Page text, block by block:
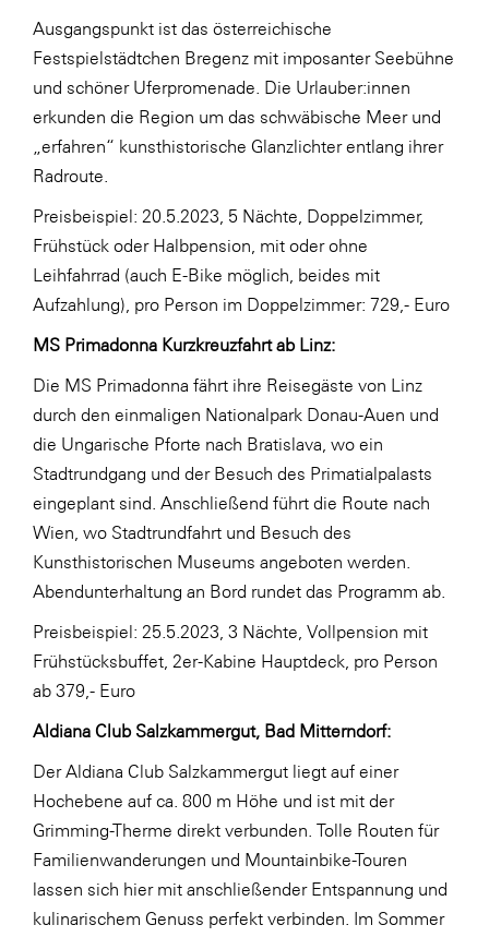
Ausgangspunkt ist das österreichische
Festspielstädtchen Bregenz mit imposanter Seebühne
und schöner Uferpromenade. Die Urlauber:innen
erkunden die Region um das schwäbische Meer und
„erfahren“ kunsthistorische Glanzlichter entlang ihrer
Radroute.
Preisbeispiel: 20.5.2023, 5 Nächte, Doppelzimmer,
Frühstück oder Halbpension, mit oder ohne
Leihfahrrad (auch E-Bike möglich, beides mit
Aufzahlung), pro Person im Doppelzimmer: 729,- Euro
MS Primadonna Kurzkreuzfahrt ab Linz:
Die MS Primadonna fährt ihre Reisegäste von Linz
durch den einmaligen Nationalpark Donau-Auen und
die Ungarische Pforte nach Bratislava, wo ein
Stadtrundgang und der Besuch des Primatialpalasts
eingeplant sind. Anschließend führt die Route nach
Wien, wo Stadtrundfahrt und Besuch des
Kunsthistorischen Museums angeboten werden.
Abendunterhaltung an Bord rundet das Programm ab.
Preisbeispiel: 25.5.2023, 3 Nächte, Vollpension mit
Frühstücksbuffet, 2er-Kabine Hauptdeck, pro Person
ab 379,- Euro
Aldiana Club Salzkammergut, Bad Mitterndorf:
Der Aldiana Club Salzkammergut liegt auf einer
Hochebene auf ca. 800 m Höhe und ist mit der
Grimming-Therme direkt verbunden. Tolle Routen für
Familienwanderungen und Mountainbike-Touren
lassen sich hier mit anschließender Entspannung und
kulinarischem Genuss perfekt verbinden. Im Sommer